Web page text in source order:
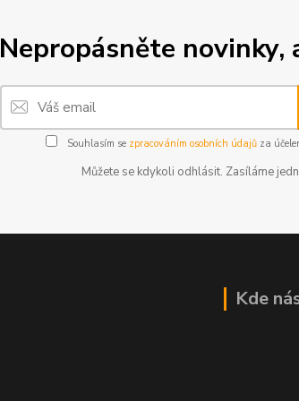
Nepropásněte novinky,
Souhlasím se zpracováním osobních údajůza
Můžete se kdykoli odhlásit. Zasíláme
Kde